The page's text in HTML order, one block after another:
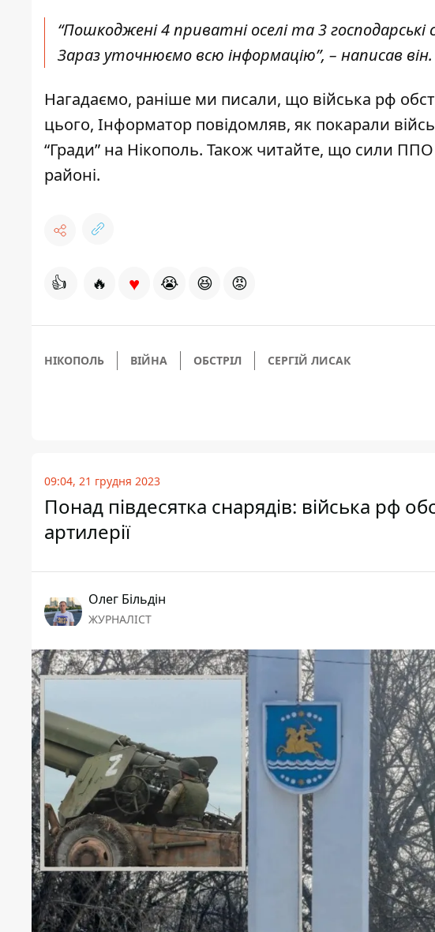
“Пошкоджені 4 приватні оселі та 3
Зараз уточнюємо всю інформацію”, – написав він.
Нагадаємо, раніше ми писали, що війська рф
цього, Інформатор повідомляв, як покарали
“Гради” на Нікополь. Також читайте, що сили ППО
районі.
👍 🔥 ♥ 😭 😆 😡
НІКОПОЛЬ ВІЙНА ОБСТРІЛ СЕРГІЙ ЛИСАК
09:04, 21 грудня 2023
Понад півдесятка снарядів: війська рф
артилерії
Олег Більдін
ЖУРНАЛІСТ